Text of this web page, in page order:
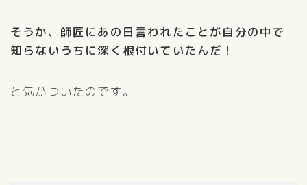
そうか、師匠にあの日言われたことが自分の中で
知らないうちに深く根付いていたんだ！
と気がついたのです。